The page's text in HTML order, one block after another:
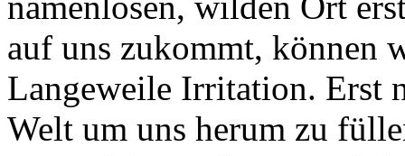
auf uns zukommt, können
Langeweile Irritation. Erst
Welt um uns herum zu